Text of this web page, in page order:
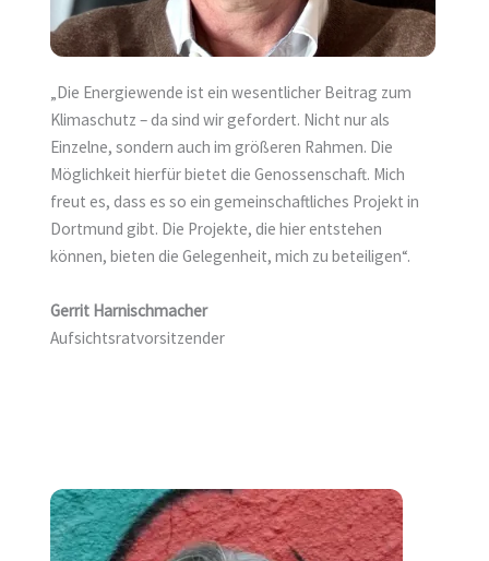
„Die Energiewende ist ein wesentlicher Beitrag zum
Klimaschutz – da sind wir gefordert. Nicht nur als
Einzelne, sondern auch im größeren Rahmen. Die
Möglichkeit hierfür bietet die Genossenschaft. Mich
freut es, dass es so ein gemeinschaftliches Projekt in
Dortmund gibt. Die Projekte, die hier entstehen
können, bieten die Gelegenheit, mich zu beteiligen“.
Gerrit Harnischmacher
Aufsichtsratvorsitzender